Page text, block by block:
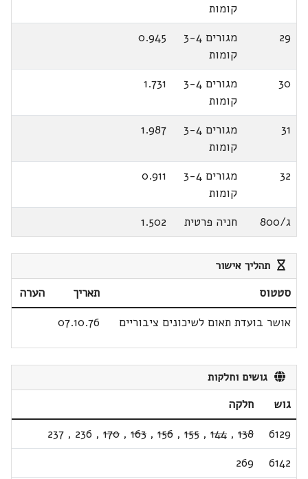
קומות
29
מגורים 3-4
קומות
0.945
30
מגורים 3-4
קומות
1.731
31
מגורים 3-4
קומות
1.987
32
מגורים 3-4
קומות
0.911
ג/800 חניה פרטית 1.502
תהליך אישור
סטטוס תאריך
הערה
אושר בועדת תאום לשיכונים ציבוריים
07.10.76
גושים וחלקות
גוש
חלקה
6129
138
,
144
,
155
,
156
,
163
,
170
,
236
,
237
6142
269